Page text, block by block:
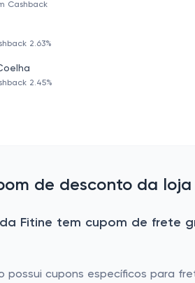
Cashback
2.63%
2.45%
de desconto da
Fitine tem cupom de frete
possui cupons específicos para